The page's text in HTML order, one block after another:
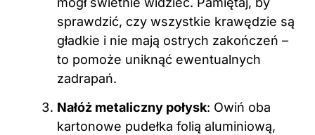
sprawdzić, czy wszystkie krawędzie są
gładkie i nie mają ostrych zakończeń –
to pomoże uniknąć ewentualnych
zadrapań.
Nałóż metaliczny połysk: Owiń oba
kartonowe pudełka folią aluminiową,